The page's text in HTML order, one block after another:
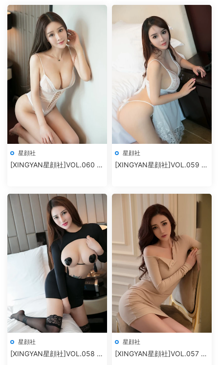
星顔社
[XINGYAN星顔社]VOL.060 麗
星顔社
[XINGYAN星顔社]VOL.059 雪
星顔社
[XINGYAN星顔社]VOL.058 冷
星顔社
[XINGYAN星顔社]VOL.057 孫